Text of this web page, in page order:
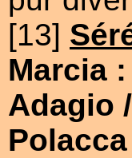
[13]
Marcia
Adagio
Polacca